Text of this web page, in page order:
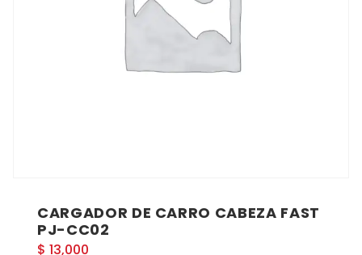
CARGADOR DE CARRO CABEZA FAST
PJ-CC02
$ 13,000